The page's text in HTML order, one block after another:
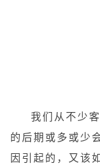
我们从不少
的后期或多或少
因引起的，又该